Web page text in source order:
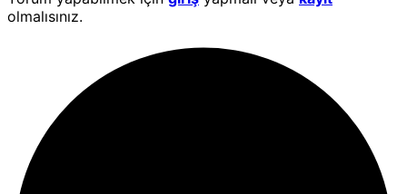
olmalısınız.